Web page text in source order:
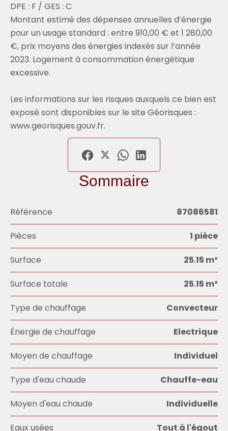
DPE : F / GES : C
Montant estimé des dépenses annuelles d’énergie
pour un usage standard : entre 910,00 € et 1 280,00
€, prix moyens des énergies indexés sur l’année
2023. Logement à consommation énergétique
excessive.
Les informations sur les risques auxquels ce bien est
exposé sont disponibles sur le site Géorisques :
www.georisques.gouv.fr.
Sommaire
Référence 87086581
Pièces 1 pièce
Surface 25.15 m²
Surface totale 25.15 m²
Type de chauffage Convecteur
Énergie de chauffage Electrique
Moyen de chauffage Individuel
Type d'eau chaude Chauffe-eau
Moyen d'eau chaude Individuelle
Eaux usées Tout à l'égout